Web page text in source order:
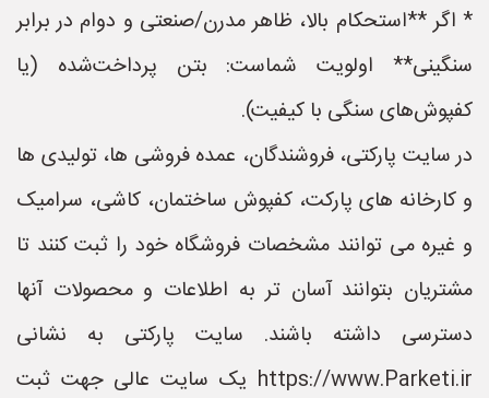
* اگر **استحکام بالا، ظاهر مدرن/صنعتی و دوام در برابر
سنگینی** اولویت شماست: بتن پرداخت‌شده (یا
کفپوش‌های سنگی با کیفیت).
در سایت پارکتی، فروشندگان، عمده فروشی ها، تولیدی ها
و کارخانه های پارکت، کفپوش ساختمان، کاشی، سرامیک
و غیره می توانند مشخصات فروشگاه خود را ثبت کنند تا
مشتریان بتوانند آسان تر به اطلاعات و محصولات آنها
دسترسی داشته باشند. سایت پارکتی به نشانی
https://www.Parketi.ir یک سایت عالی جهت ثبت